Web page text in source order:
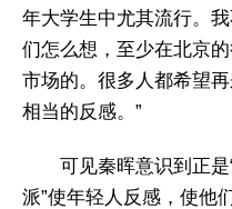
年大学生中尤其流行。
们怎么想，至少在北京
市场的。很多人都希望
相当的反感。”
可见秦晖意识到正
派”使年轻人反感，使他